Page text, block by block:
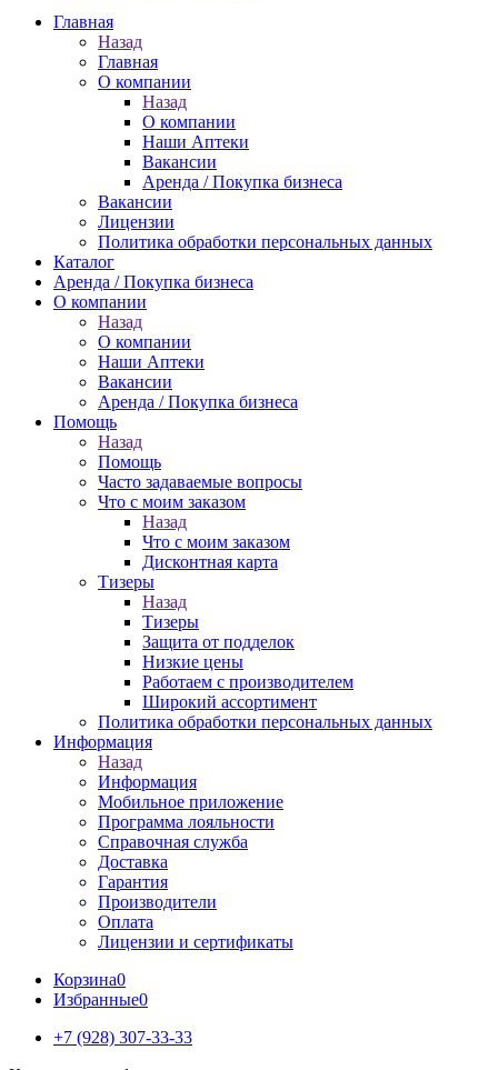
Главная
Назад
Главная
О компании
Назад
О компании
Наши Аптеки
Вакансии
Аренда / Покупка бизнеса
Вакансии
Лицензии
Политика обработки персональных данных
Каталог
Аренда / Покупка бизнеса
О компании
Назад
О компании
Наши Аптеки
Вакансии
Аренда / Покупка бизнеса
Помощь
Назад
Помощь
Часто задаваемые вопросы
Что с моим заказом
Назад
Что с моим заказом
Дисконтная карта
Тизеры
Назад
Тизеры
Защита от подделок
Низкие цены
Работаем с производителем
Широкий ассортимент
Политика обработки персональных данных
Информация
Назад
Информация
Мобильное приложение
Программа лояльности
Справочная служба
Доставка
Гарантия
Производители
Оплата
Лицензии и сертификаты
Корзина0
Избранные0
+7 (928) 307-33-33